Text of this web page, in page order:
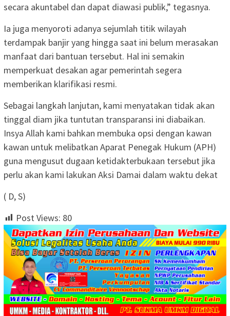
secara akuntabel dan dapat diawasi publik,” tegasnya.
Ia juga menyoroti adanya sejumlah titik wilayah
terdampak banjir yang hingga saat ini belum merasakan
manfaat dari bantuan tersebut. Hal ini semakin
memperkuat desakan agar pemerintah segera
memberikan klarifikasi resmi.
Sebagai langkah lanjutan, kami menyatakan tidak akan
tinggal diam jika tuntutan transparansi ini diabaikan.
Insya Allah kami bahkan membuka opsi dengan kawan
kawan untuk melibatkan Aparat Penegak Hukum (APH)
guna mengusut dugaan ketidakterbukaan tersebut jika
perlu akan kami lakukan Aksi Damai dalam waktu dekat
( D, S)
Post Views: 80